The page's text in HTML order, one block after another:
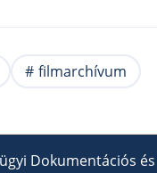
filmarchívum
Dokumentációs